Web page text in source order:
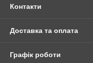
Контакти
Доставка та оплата
Графік роботи